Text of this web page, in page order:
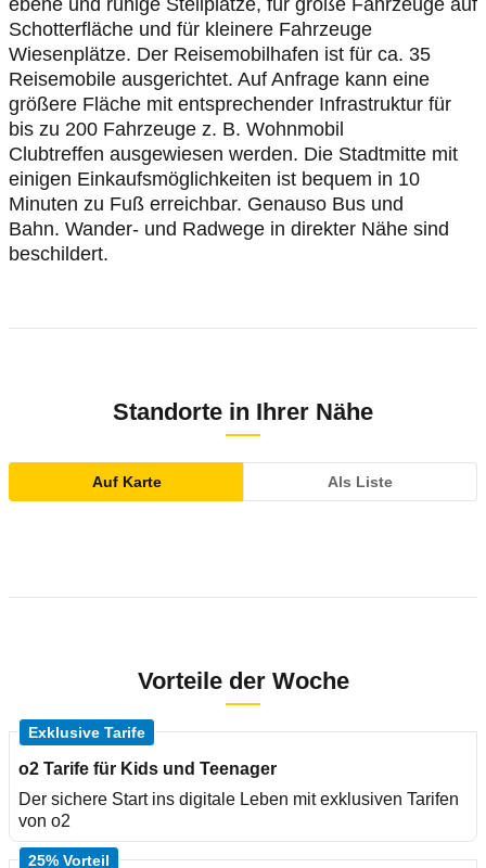
ebene und ruhige Stellplätze, für große Fahrzeuge auf
Schotterfläche und für kleinere Fahrzeuge
Wiesenplätze. Der Reisemobilhafen ist für ca. 35
Reisemobile ausgerichtet. Auf Anfrage kann eine
größere Fläche mit entsprechender Infrastruktur für
bis zu 200 Fahrzeuge z. B. Wohnmobil
Clubtreffen ausgewiesen werden. Die Stadtmitte mit
einigen Einkaufsmöglichkeiten ist bequem in 10
Minuten zu Fuß erreichbar. Genauso Bus und
Bahn. Wander- und Radwege in direkter Nähe sind
beschildert.
Standorte in Ihrer Nähe
Auf Karte Als Liste
Vorteile der Woche
Exklusive Tarife
o2 Tarife für Kids und Teenager
Der sichere Start ins digitale Leben mit exklusiven Tarifen
von o2
25% Vorteil